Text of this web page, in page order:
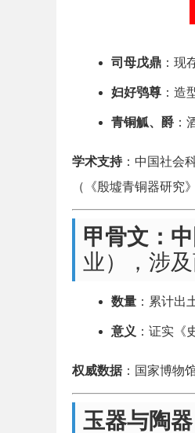
司母戊鼎 ：现
妇好鸮尊 ：造
青铜觚、爵 ：
学术支持：中国社会
（《殷墟青铜器研究
甲骨文：
业），涉
数量 ：累计出
意义 ：证实《
权威数据：国家博物
玉器与陶